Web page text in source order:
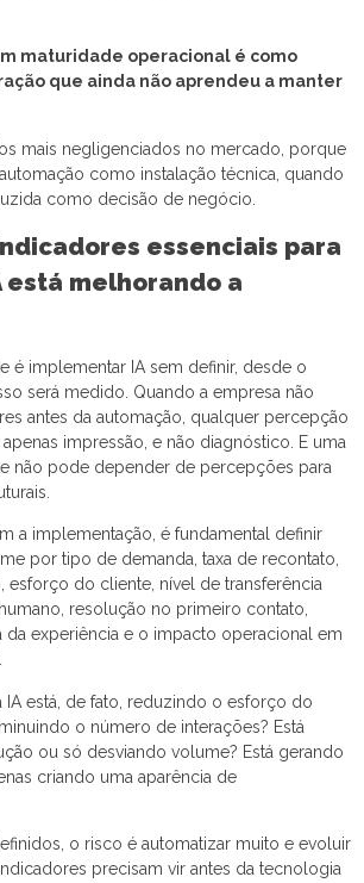
maturidade operacional é como
que ainda não aprendeu a manter
mais negligenciados no mercado, porque
como instalação técnica, quando
como decisão de negócio.
essenciais para
está melhorando a
é implementar IA sem definir, desde o
será medido. Quando a empresa não
antes da automação, qualquer percepção
impressão, e não diagnóstico. E uma
não pode depender de percepções para
a implementação, é fundamental definir
por tipo de demanda, taxa de recontato,
esforço do cliente, nível de transferência
resolução no primeiro contato,
da experiência e o impacto operacional em
IA está, de fato, reduzindo o esforço do
o número de interações? Está
ou só desviando volume? Está gerando
criando uma aparência de
o risco é automatizar muito e evoluir
precisam vir antes da tecnologia